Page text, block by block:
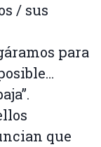
/ sus
para
que